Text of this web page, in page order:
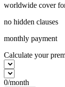
worldwide cover
no hidden clauses
monthly payment
Calculate your
0/month